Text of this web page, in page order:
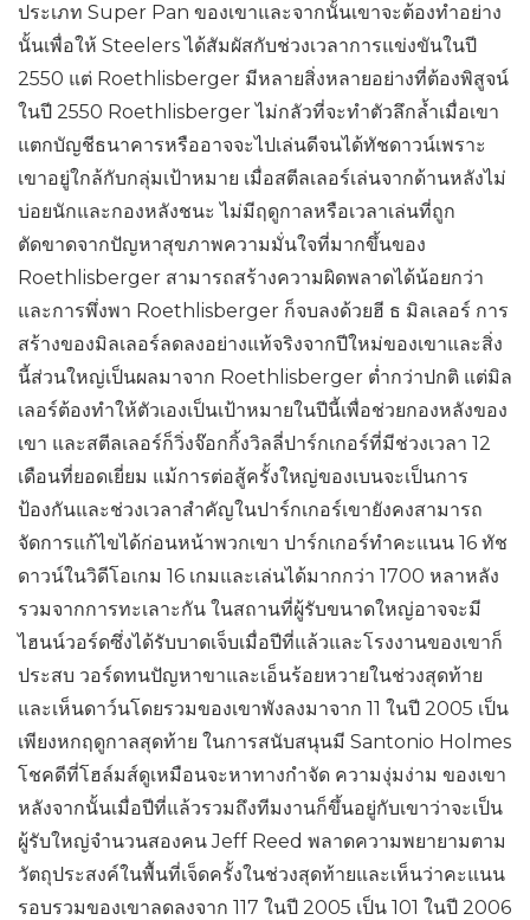
ประเภท Super Pan ของเขาและจากนั้นเขาจะต้องทำอย่าง
นั้นเพื่อให้ Steelers ได้สัมผัสกับช่วงเวลาการแข่งขันในปี
2550 แต่ Roethlisberger มีหลายสิ่งหลายอย่างที่ต้องพิสูจน์
ในปี 2550 Roethlisberger ไม่กลัวที่จะทำตัวลึกล้ำเมื่อเขา
แตกบัญชีธนาคารหรืออาจจะไปเล่นดีจนได้ทัชดาวน์เพราะ
เขาอยู่ใกล้กับกลุ่มเป้าหมาย เมื่อสตีลเลอร์เล่นจากด้านหลังไม่
บ่อยนักและกองหลังชนะ ไม่มีฤดูกาลหรือเวลาเล่นที่ถูก
ตัดขาดจากปัญหาสุขภาพความมั่นใจที่มากขึ้นของ
Roethlisberger สามารถสร้างความผิดพลาดได้น้อยกว่า
และการพึ่งพา Roethlisberger ก็จบลงด้วยฮี ธ มิลเลอร์ การ
สร้างของมิลเลอร์ลดลงอย่างแท้จริงจากปีใหม่ของเขาและสิ่ง
นี้ส่วนใหญ่เป็นผลมาจาก Roethlisberger ต่ำกว่าปกติ แต่มิล
เลอร์ต้องทำให้ตัวเองเป็นเป้าหมายในปีนี้เพื่อช่วยกองหลังของ
เขา และสตีลเลอร์ก็วิ่งจ๊อกกิ้งวิลลี่ปาร์กเกอร์ที่มีช่วงเวลา 12
เดือนที่ยอดเยี่ยม แม้การต่อสู้ครั้งใหญ่ของเบนจะเป็นการ
ป้องกันและช่วงเวลาสำคัญในปาร์กเกอร์เขายังคงสามารถ
จัดการแก้ไขได้ก่อนหน้าพวกเขา ปาร์กเกอร์ทำคะแนน 16 ทัช
ดาวน์ในวิดีโอเกม 16 เกมและเล่นได้มากกว่า 1700 หลาหลัง
รวมจากการทะเลาะกัน ในสถานที่ผู้รับขนาดใหญ่อาจจะมี
ไฮนน์วอร์ดซึ่งได้รับบาดเจ็บเมื่อปีที่แล้วและโรงงานของเขาก็
ประสบ วอร์ดทนปัญหาขาและเอ็นร้อยหวายในช่วงสุดท้าย
และเห็นดาว์นโดยรวมของเขาพังลงมาจาก 11 ในปี 2005 เป็น
เพียงหกฤดูกาลสุดท้าย ในการสนับสนุนมี Santonio Holmes
โชคดีที่โฮล์มส์ดูเหมือนจะหาทางกำจัด ความงุ่มง่าม ของเขา
หลังจากนั้นเมื่อปีที่แล้วรวมถึงทีมงานก็ขึ้นอยู่กับเขาว่าจะเป็น
ผู้รับใหญ่จำนวนสองคน Jeff Reed พลาดความพยายามตาม
วัตถุประสงค์ในพื้นที่เจ็ดครั้งในช่วงสุดท้ายและเห็นว่าคะแนน
รอบรวมของเขาลดลงจาก 117 ในปี 2005 เป็น 101 ในปี 2006